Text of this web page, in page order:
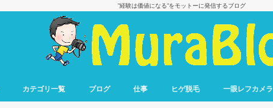
”経験は価値になる”をモットーに発信するブログ
カテゴリ一覧 ブログ 仕事 ヒゲ脱毛 一眼レフカメラ